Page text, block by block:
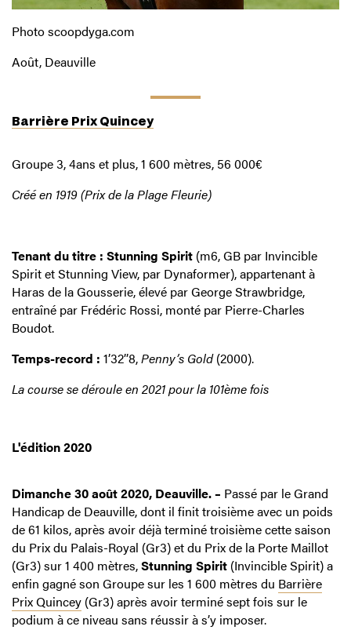
Photo scoopdyga.com
Août, Deauville
Barrière Prix Quincey
Groupe 3, 4ans et plus, 1 600 mètres, 56 000€
Créé en 1919 (Prix de la Plage Fleurie)
Tenant du titre : Stunning Spirit (m6, GB par Invincible
Spirit et Stunning View, par Dynaformer), appartenant à
Haras de la Gousserie, élevé par George Strawbridge,
entraîné par Frédéric Rossi, monté par Pierre-Charles
Boudot.
Temps-record : 1’32’’8,Penny’s Gold(2000).
La course se déroule en 2021 pour la 101ème fois
L'édition 2020
Dimanche 30 août 2020, Deauville. – Passé par le Grand
Handicap de Deauville, dont il finit troisième avec un poids
de 61 kilos, après avoir déjà terminé troisième cette saison
du Prix du Palais-Royal (Gr3) et du Prix de la Porte Maillot
(Gr3) sur 1 400 mètres,Stunning Spirit (Invincible Spirit) a
enfin gagné son Groupe sur les 1 600 mètres du Barrière
Prix Quincey (Gr3) après avoir terminé sept fois sur le
podium à ce niveau sans réussir à s’y imposer.